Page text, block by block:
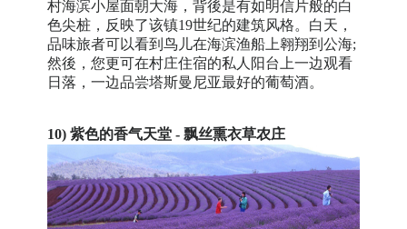
村海滨小屋面朝大海，背後是有如明信片般的白
色尖桩，反映了该镇19世纪的建筑风格。白天，
品味旅者可以看到鸟儿在海滨渔船上翱翔到公海;
然後，您更可在村庄住宿的私人阳台上一边观看
日落，一边品尝塔斯曼尼亚最好的葡萄酒。
10) 紫色的香气天堂 - 飘丝熏衣草农庄